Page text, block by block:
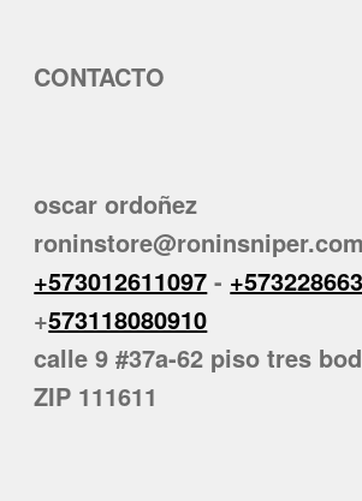
CONTACTO
oscar ordoñez
+573012611097 -
+573118080910
calle 9 #37a-62 piso tres
ZIP 111611